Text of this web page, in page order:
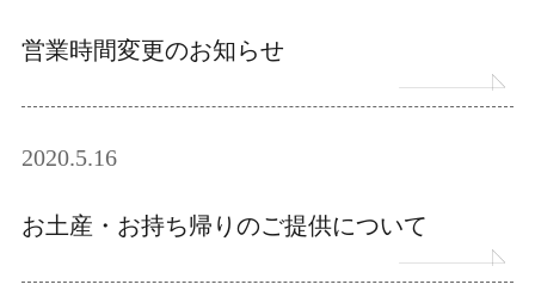
営業時間変更のお知らせ
2020.5.16
お土産・お持ち帰りのご提供について